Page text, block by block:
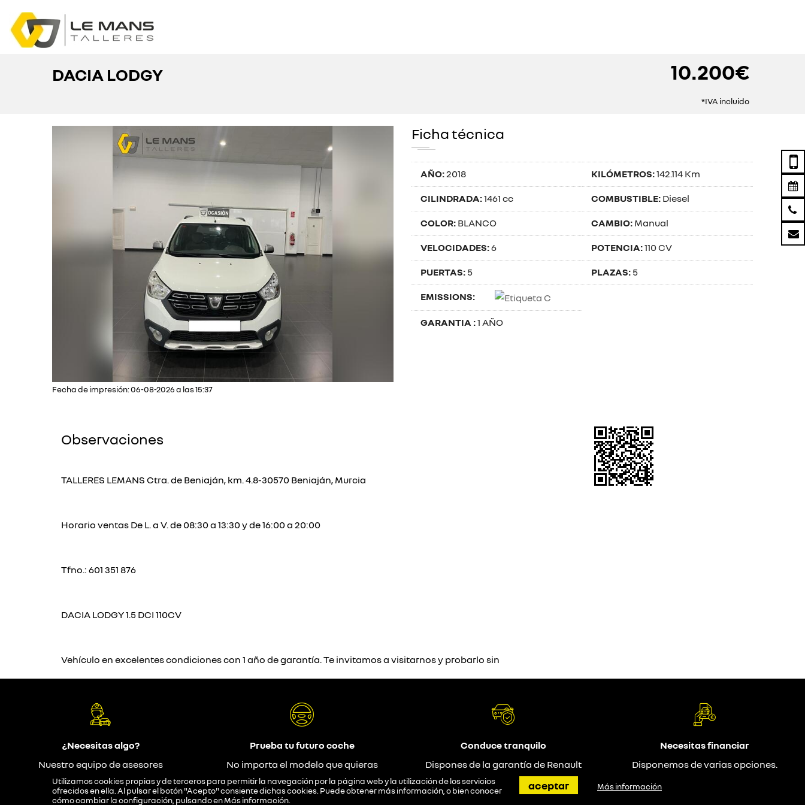
DACIA LODGY 10.200€
*IVA incluido
Fecha de impresión: 06-08-2026 a las 15:37
Ficha técnica
AÑO:2018 KILÓMETROS:142.114 Km
CILINDRADA:1461 cc COMBUSTIBLE: Diesel
COLOR: BLANCO CAMBIO: Manual
VELOCIDADES:6 POTENCIA:110 CV
PUERTAS: 5 PLAZAS: 5
EMISSIONS:
GARANTIA :1 AÑO
Observaciones
TALLERES LEMANS Ctra. de Beniaján, km. 4.8-30570 Beniaján, Murcia
Horario ventas De L. a V. de 08:30 a 13:30 y de 16:00 a 20:00
Tfno.: 601 351 876
DACIA LODGY 1.5 DCI 110CV
Vehículo en excelentes condiciones con 1 año de garantía. Te invitamos a visitarnos y probarlo sin
Utilizamos cookies propias y de terceros para permitir la navegación por la página web y la utilización de los servicios
ofrecidos en ella. Al pulsar el botón "Acepto" consiente dichas cookies. Puede obtener más información, o bien conocer
cómo cambiar la configuración, pulsando enMás información
aceptar Más información
¿Necesitas algo?
Nuestro equipo de asesores
responderán tus dudas
Prueba tu futuro coche
No importa el modelo que quieras
probar
Conduce tranquilo
Dispones de la garantía de Renault
Necesitas financiar
Disponemos de varias opciones.